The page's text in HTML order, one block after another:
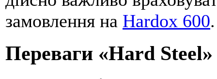
замовлення на Hardox 600.
Переваги «Hard Steel»